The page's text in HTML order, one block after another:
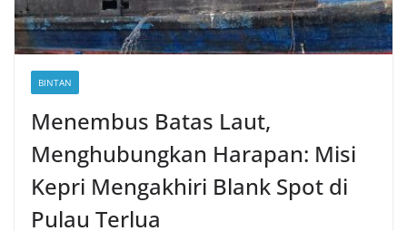
BINTAN
Menembus Batas Laut,
Menghubungkan Harapan: Misi
Kepri Mengakhiri Blank Spot di
Pulau Terlua